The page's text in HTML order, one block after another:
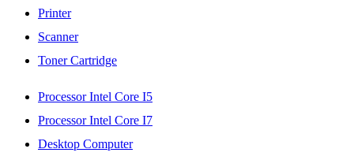
Printer
Scanner
Toner Cartridge
Processor Intel Core I5
Processor Intel Core I7
Desktop Computer